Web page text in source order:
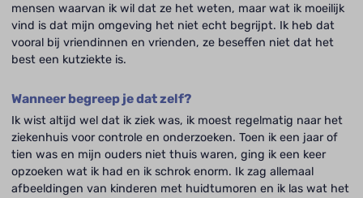
mensen waarvan ik wil dat ze het weten, maar wat ik moeilijk
vind is dat mijn omgeving het niet echt begrijpt. Ik heb dat
vooral bij vriendinnen en vrienden, ze beseffen niet dat het
best een kutziekte is.
Wanneer begreep je dat zelf?
Ik wist altijd wel dat ik ziek was, ik moest regelmatig naar het
ziekenhuis voor controle en onderzoeken. Toen ik een jaar of
tien was en mijn ouders niet thuis waren, ging ik een keer
opzoeken wat ik had en ik schrok enorm. Ik zag allemaal
afbeeldingen van kinderen met huidtumoren en ik las wat het